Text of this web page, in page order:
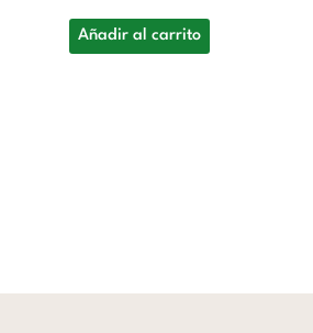
Añadir al carrito